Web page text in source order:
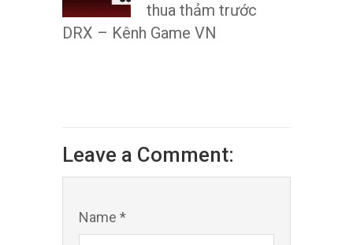
thua thảm trước
DRX – Kênh Game VN
Leave a Comment:
Name *